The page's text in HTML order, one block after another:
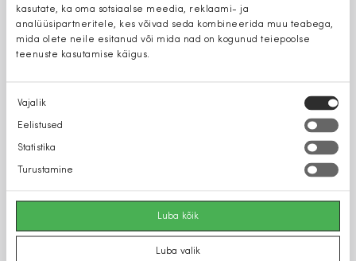
kasutate, ka oma sotsiaalse meedia, reklaami- ja
analüüsipartneritele, kes võivad seda kombineerida muu teabega,
mida olete neile esitanud või mida nad on kogunud teiepoolse
teenuste kasutamise käigus.
Nõusoleku
valik
Vajalik
Eelistused
Statistika
Turustamine
Luba kõik
Luba valik